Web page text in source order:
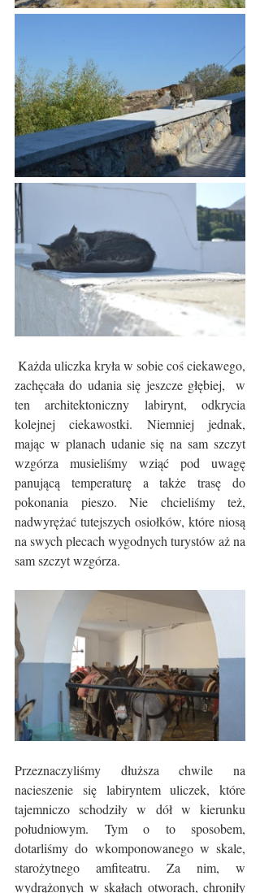
zachęcała do udania się jeszcze głębiej,  w
ten architektoniczny labirynt, odkrycia
kolejnej ciekawostki. Niemniej jednak,
mając w planach udanie się na sam szczyt
wzgórza musieliśmy wziąć pod uwagę
panującą temperaturę a także trasę do
pokonania pieszo. Nie chcieliśmy też,
nadwyrężać tutejszych osiołków, które niosą
na swych plecach wygodnych turystów aż na
sam szczyt wzgórza.
Przeznaczyliśmy dłuższa chwile na
nacieszenie się labiryntem uliczek, które
tajemniczo schodziły w dół w kierunku
południowym. Tym o to sposobem,
dotarliśmy do wkomponowanego w skale,
starożytnego amfiteatru. Za nim, w
wydrążonych w skałach otworach, chroniły